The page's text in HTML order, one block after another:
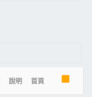
說明 首頁